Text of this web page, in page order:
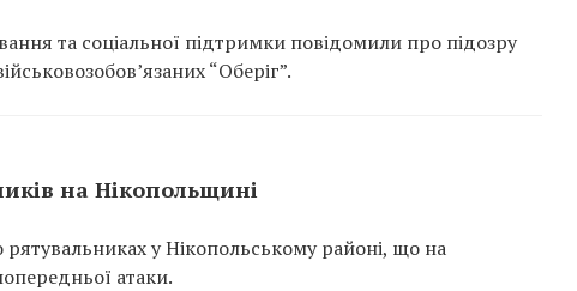
та соціальної підтримки повідомили про підозру
“Оберіг”.
на Нікопольщині
у Нікопольському районі, що на
атаки.